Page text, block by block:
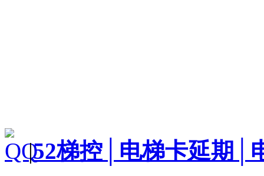
|52梯控│电梯卡延期│